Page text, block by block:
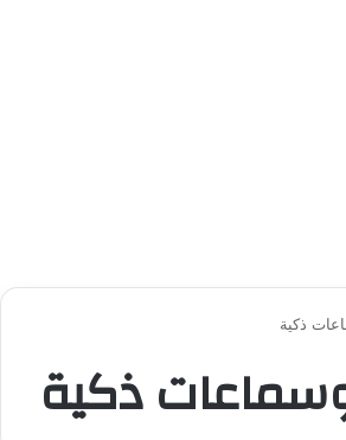
ذكية
ذكية